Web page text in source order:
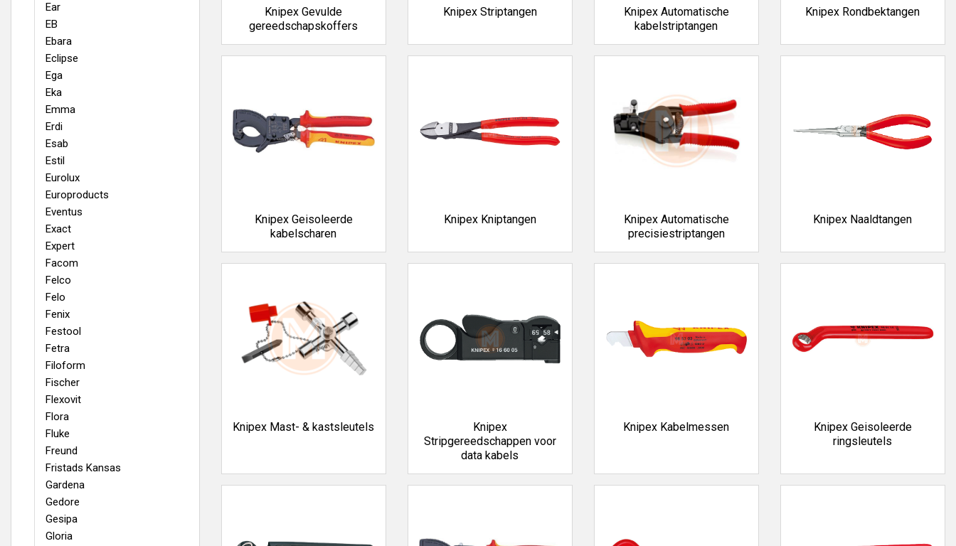
Ear
EB
Ebara
Eclipse
Ega
Eka
Emma
Erdi
Esab
Estil
Eurolux
Europroducts
Eventus
Exact
Expert
Facom
Felco
Felo
Fenix
Festool
Fetra
Filoform
Fischer
Flexovit
Flora
Fluke
Freund
Fristads Kansas
Gardena
Gedore
Gesipa
Gloria
Knipex Gevulde
gereedschapskoffers
Knipex Striptangen
Knipex Automatische
kabelstriptangen
Knipex Rondbektangen
Knipex Geisoleerde
kabelscharen
Knipex Kniptangen
Knipex Automatische
precisiestriptangen
Knipex Naaldtangen
Knipex Mast- & kastsleutels
Knipex
Stripgereedschappen voor
data kabels
Knipex Kabelmessen
Knipex Geisoleerde
ringsleutels